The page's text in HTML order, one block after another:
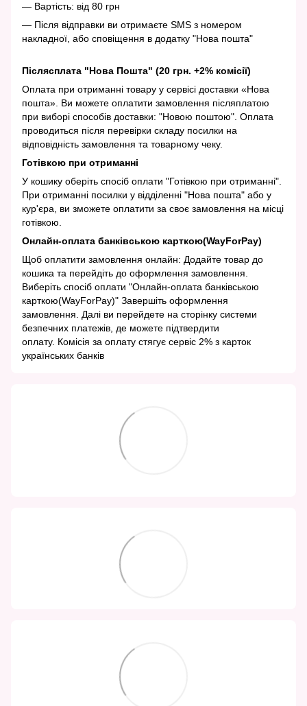
— Вартість: від 80 грн
— Після відправки ви отримаєте SMS з номером
накладної, або сповіщення в додатку "Нова пошта"
Післясплата "Нова Пошта" (20 грн. +2% комісії)
Оплата при отриманні товару у сервісі доставки «Нова
пошта». Ви можете оплатити замовлення післяплатою
при виборі способів доставки: "Новою поштою". Оплата
проводиться після перевірки складу посилки на
відповідність замовлення та товарному чеку.
Готівкою при отриманні
У кошику оберіть спосіб оплати "Готівкою при отриманні".
При отриманні посилки у відділенні "Нова пошта" або у
кур'єра, ви зможете оплатити за своє замовлення на місці
готівкою.
Онлайн-оплата банківською карткою(WayForPay)
Щоб оплатити замовлення онлайн: Додайте товар до
кошика та перейдіть до оформлення замовлення.
Виберіть спосіб оплати "Онлайн-оплата банківською
карткою(WayForPay)" Завершіть оформлення
замовлення. Далі ви перейдете на сторінку системи
безпечних платежів, де можете підтвердити
оплату. Комісія за оплату стягує сервіс 2% з карток
українських банків